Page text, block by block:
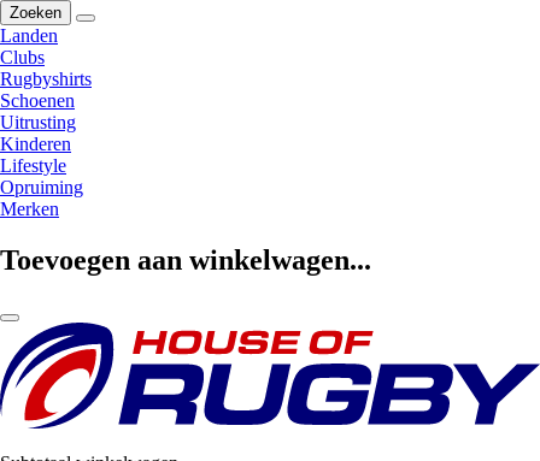
Zoeken
Landen
Clubs
Rugbyshirts
Schoenen
Uitrusting
Kinderen
Lifestyle
Opruiming
Merken
Toevoegen aan winkelwagen...